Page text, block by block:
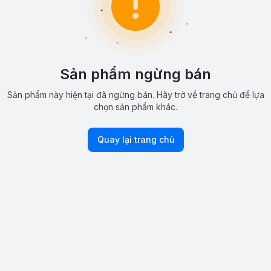
Sản phẩm ngừng bán
Sản phẩm này hiện tại đã ngừng bán. Hãy trở về trang chủ để lựa
chọn sản phẩm khác.
Quay lại trang chủ